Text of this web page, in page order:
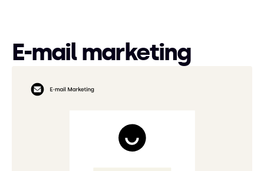
E-mail marketing